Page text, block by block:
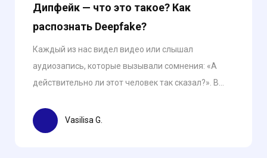
Дипфейк — что это такое? Как
распознать Deepfake?
Каждый из нас видел видео или слышал
аудиозапись, которые вызывали сомнения: «А
действительно ли этот человек так сказал?». В...
Vasilisa G.